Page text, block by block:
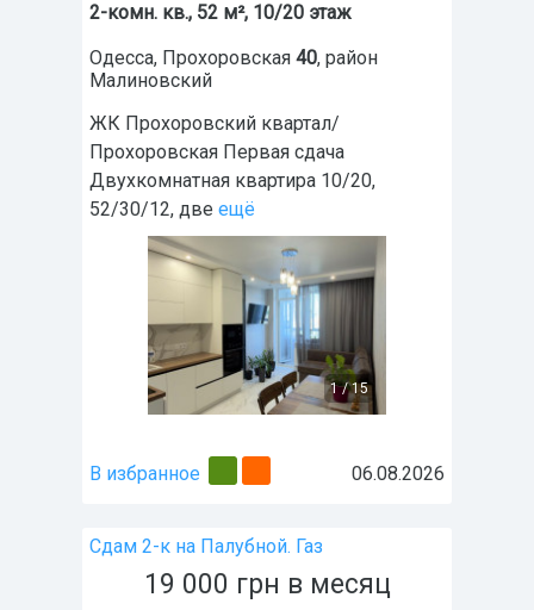
2-комн. кв., 52 м², 10/20 этаж
Одесса, Прохоровская 40, район
Малиновский
ЖК Прохоровский квартал/
Прохоровская Первая сдача
Двухкомнатная квартира 10/20,
52/30/12, две ещё
1/15
В избранное 06.08.2026
Сдам 2-к на Палубной. Газ
19 000 грн в месяц